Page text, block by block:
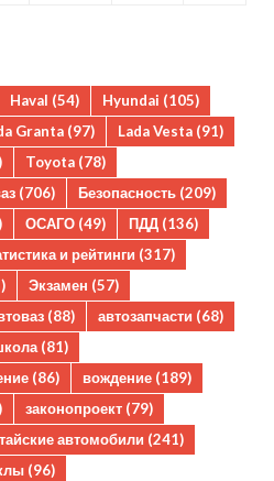
Haval (54) Hyundai (105)
Granta (97) Lada Vesta (91)
Toyota (78)
(706) Безопасность (209)
ОСАГО (49) ПДД (136)
и рейтинги (317)
Экзамен (57)
(88) автозапчасти (68)
(81)
(86) вождение (189)
законопроект (79)
автомобили (241)
(96)